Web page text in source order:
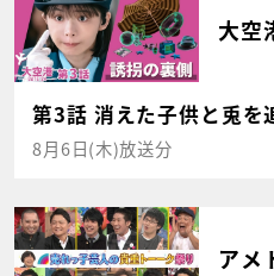
大空
第3話 消えた子供と兎を
8月6日(木)放送分
アメ